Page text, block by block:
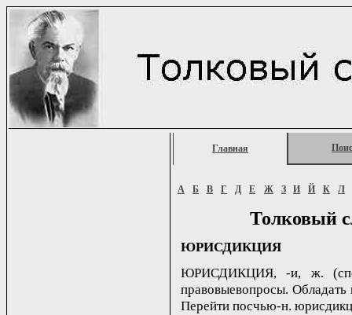
Главная
А Б В Г Д Е Ж З И Й К Л
Толковый
ЮРИСДИКЦИЯ
ЮРИСДИКЦИЯ, -и, ж.
правовыевопросы.
Перейти посчью-н.